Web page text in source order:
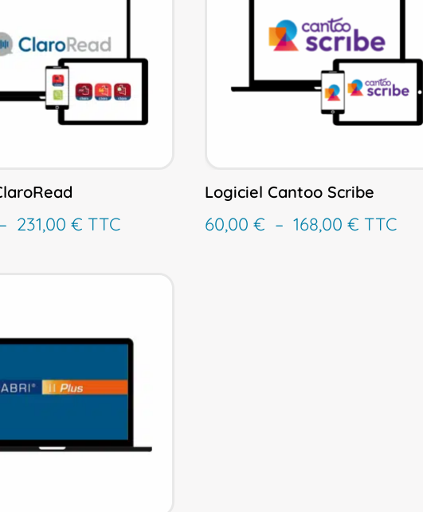
– 231,00€ Plage
TTC
Logiciel Cantoo Scribe
60,00 € – 168,00 €Plage
TTC